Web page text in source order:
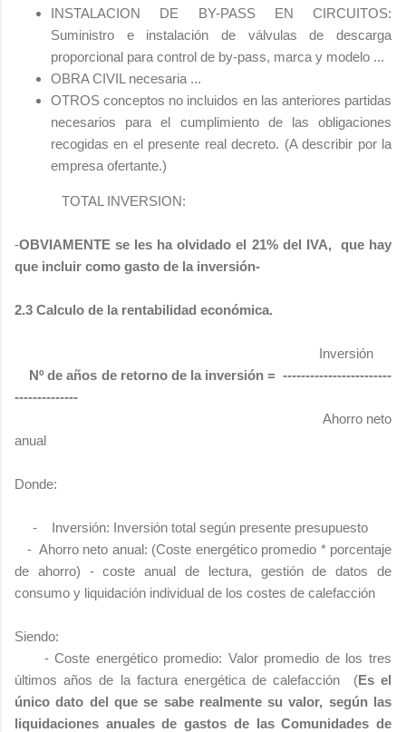
INSTALACION DE BY-PASS EN CIRCUITOS:
Suministro e instalación de válvulas de descarga
proporcional para control de by-pass, marca y modelo ...
OBRA CIVIL necesaria ...
OTROS conceptos no incluidos en las anteriores partidas
necesarios para el cumplimiento de las obligaciones
recogidas en el presente real decreto. (A describir por la
empresa ofertante.)
TOTAL INVERSION:
-OBVIAMENTE se les ha olvidado el 21% del IVA, que hay
que incluir como gasto de la inversión-
2.3 Calculo de la rentabilidad económica.
Inversión
Nº de años de retorno de la inversión = ------------------------
--------------
Ahorro neto
anual
Donde:
- Inversión: Inversión total según presente presupuesto
- Ahorro neto anual: (Coste energético promedio * porcentaje
de ahorro) - coste anual de lectura, gestión de datos de
consumo y liquidación individual de los costes de calefacción
Siendo:
- Coste energético promedio: Valor promedio de los tres
últimos años de la factura energética de calefacción (Es el
único dato del que se sabe realmente su valor, según las
liquidaciones anuales de gastos de las Comunidades de